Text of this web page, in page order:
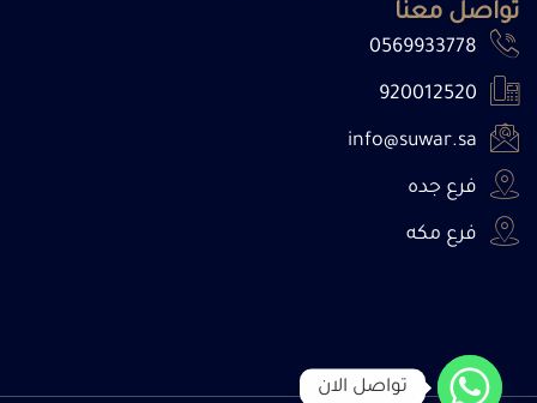
تواصل معنا
0569933778
920012520
info@suwar.sa
فرع جده
فرع مكه
تواصل الان